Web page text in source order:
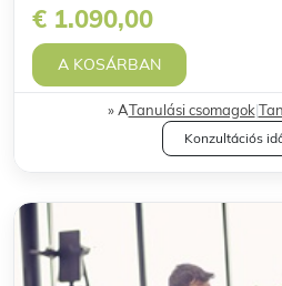
€ 1.090,00
A KOSÁRBAN
ATanulási csomagok|
Konzultációs